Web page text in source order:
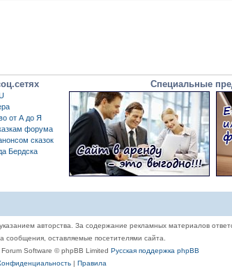
от А до Я
форума
сказок
Бердска
Специальные
авторства. За содержание рекламных материалов
сообщения, оставляемые посетителями сайта.
Software © phpBB Limited Русская поддержка phpBB
| Правила